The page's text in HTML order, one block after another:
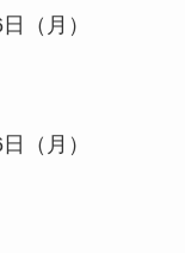
（月）
（月）